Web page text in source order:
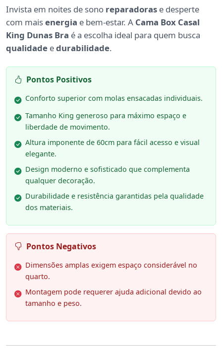
Invista em noites de sono reparadoras e desperte
com maisenergia e bem-estar. A Cama Box Casal
King Dunas Bra é a escolha ideal para quem busca
qualidade edurabilidade.
Pontos Positivos
Conforto superior com molas ensacadas individuais.
Tamanho King generoso para máximo espaço e
liberdade de movimento.
Altura imponente de 60cm para fácil acesso e visual
elegante.
Design moderno e sofisticado que complementa
qualquer decoração.
Durabilidade e resistência garantidas pela qualidade
dos materiais.
Pontos Negativos
Dimensões amplas exigem espaço considerável no
quarto.
Montagem pode requerer ajuda adicional devido ao
tamanho e peso.